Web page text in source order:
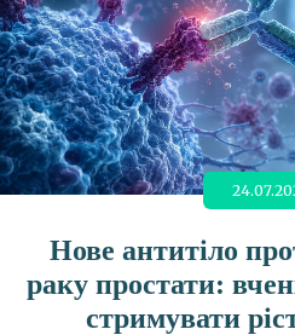
Нове антитіло
раку простати:
стримувати